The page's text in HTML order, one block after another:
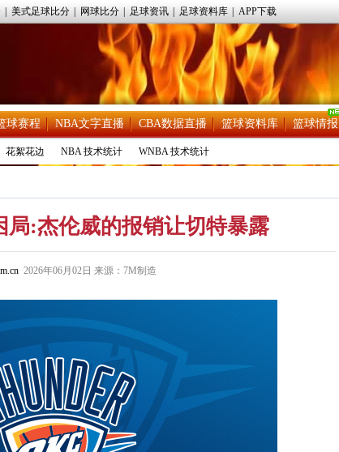
美式足球比分 网球比分 足球资讯 足球资料库 APP下载
球赛程 NBA文字直播 CBA数据直播 篮球资料库 篮球情报
花絮花边 NBA 技术统计 WNBA 技术统计
局:杰伦威的报销让切特暴露
2026年06月02日 来源：7M制造